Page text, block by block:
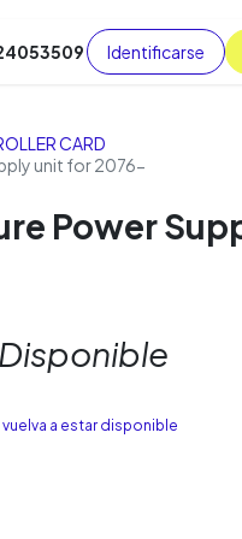
Cursos Blog
Identificarse
CARD
unit for 2076-
Power
a estar disponible